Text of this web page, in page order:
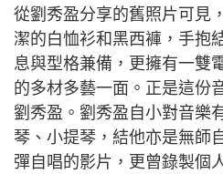
從劉秀盈分享的舊照片可見
潔的白恤衫和黑西褲，手抱
息與型格兼備，更擁有一雙
的多材多藝一面。正是這份
劉秀盈。劉秀盈自小對音樂
琴、小提琴，結他亦是無師
彈自唱的影片，更曾錄製個